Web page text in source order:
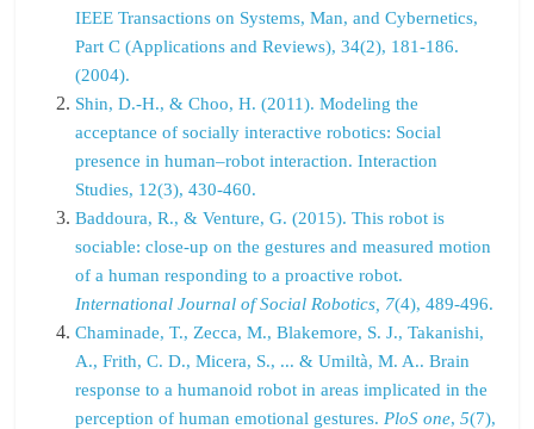
IEEE Transactions on Systems, Man, and Cybernetics,
Part C (Applications and Reviews), 34(2), 181-186.
(2004).
Shin, D.-H., & Choo, H. (2011). Modeling the
acceptance of socially interactive robotics: Social
presence in human–robot interaction. Interaction
Studies, 12(3), 430-460.
Baddoura, R., & Venture, G. (2015). This robot is
sociable: close-up on the gestures and measured motion
of a human responding to a proactive robot.
International Journal of Social Robotics, 7(4), 489-496.
Chaminade, T., Zecca, M., Blakemore, S. J., Takanishi,
A., Frith, C. D., Micera, S., ... & Umiltà, M. A.. Brain
response to a humanoid robot in areas implicated in the
perception of human emotional gestures. PloS one,5(7),